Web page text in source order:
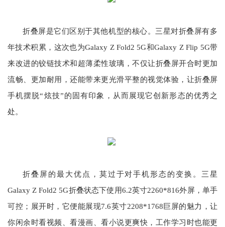
折叠屏是它们区别于其他机型的核心。三星对折叠屏有多
年技术积累，这次也为Galaxy Z Fold2 5G和Galaxy Z Flip 5G带
来改进的铰链技术和超薄柔性玻璃，不仅让折叠屏开合时更加
流畅、更加耐用，还能带来更光滑平整的视觉体验，让折叠屏
手机摆脱“炫技”的固有印象，从而展现它创新形态的优秀之
处。
折叠屏的最大优点，莫过于对手机形态的变换。三星
Galaxy Z Fold2 5G折叠状态下使用6.2英寸2260*816外屏，单手
可控；展开时，它便能展现7.6英寸2208*1768巨屏的魅力，让
你闲余时看视频、看漫画、看小说更爽快，工作学习时也能更